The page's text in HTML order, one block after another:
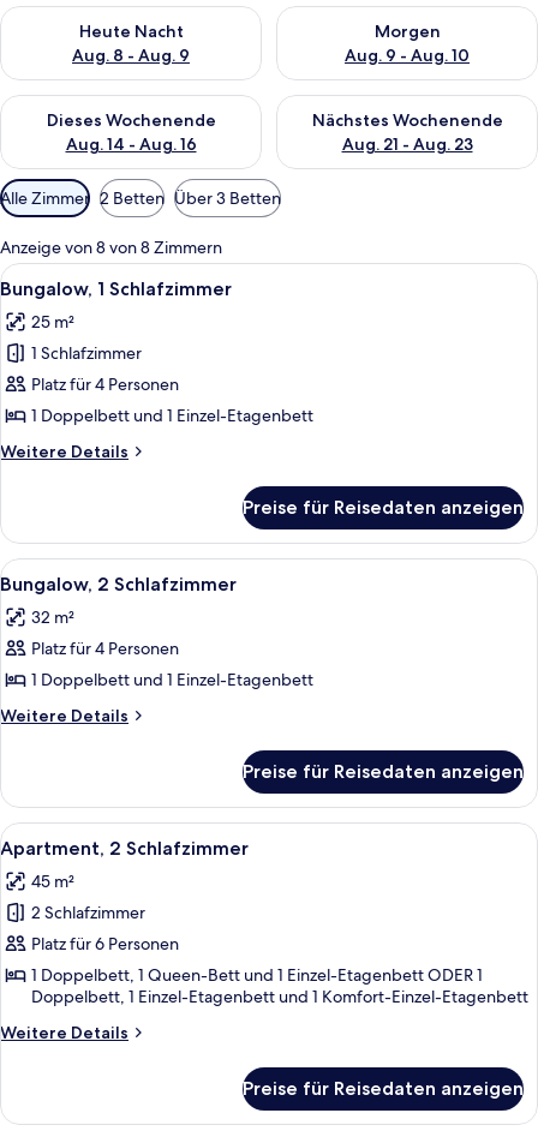
Heute Nacht
Aug. 8 - Aug. 9
Überprüfe die Verfügbarkeit für heute Nacht, Aug. 8 - Aug. 9.
Morgen
Aug. 9 - Aug. 10
Überprüfe die Verfügbarkeit
Dieses Wochenende
Aug. 14 - Aug. 16
Überprüfe die Verfügbarkeit für dieses Wochenende, Aug. 14
Nächstes Wochenende
Aug. 21 - Aug. 23
Überprüfe die Verfügbarkeit
Verfügbare
Filter
für
Zimmer
Alle Zimmer 2 Betten Über 3 Betten
Anzeige von 8 von 8 Zimmern
Alle
Fotos
für
Bungalow,
1
Schlafzimmer
anzeigen
Ein Schlafzimmer mit
25
Bungalow, 1 Schlafzimmer
25 m²
1 Schlafzimmer
Platz für 4 Personen
1 Doppelbett und 1 Einzel-Etagenbett
Weitere Details
Weitere
1
Schlafzimmer
Preise für Reisedaten anzeigen
Alle
Fotos
für
Bungalow,
2 Schlafzimmer
anzeigen
Ein Hotelzimmer mit einem großen
23
Bungalow, 2 Schlafzimmer
32 m²
Platz für 4 Personen
1 Doppelbett und 1 Einzel-Etagenbett
Weitere Details
Weitere
2 Schlafzimmer
Preise für Reisedaten anzeigen
Alle
Fotos
für
Apartment,
2 Schlafzimmer
anzeigen
Eine kleine Küche mit Essbereich,
30
Apartment, 2 Schlafzimmer
45 m²
2 Schlafzimmer
Platz für 6 Personen
1 Doppelbett, 1 Queen-Bett und 1 Einzel-Etagenbett ODER 1
Doppelbett, 1 Einzel-Etagenbett und 1 Komfort-Einzel-Etagenbett
Weitere Details
Weitere
2 Schlafzimmer
Preise für Reisedaten anzeigen